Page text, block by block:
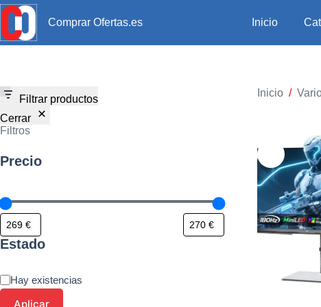
Comprar Ofertas.es Inicio
Inicio /
Filtrar productos
Cerrar
Filtros
Precio
Estado
Hay existencias
Aplicar